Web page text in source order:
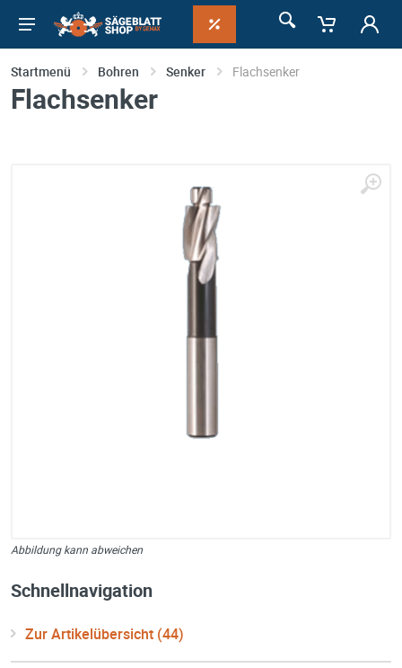
Startmenü Bohren Senker Flachsenker
Flachsenker
Abbildung kann abweichen
Schnellnavigation
Zur Artikelübersicht (44)